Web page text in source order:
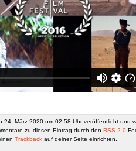
24. März 2020 um 02:58 Uhr veröffentlicht und
zu diesen Eintrag durch den RSS 2.0
Trackback auf deiner Seite einrichten.